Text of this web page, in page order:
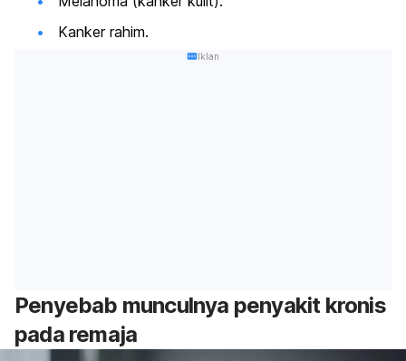
Kanker rahim.
Iklan
Penyebab munculnya penyakit kronis
pada remaja